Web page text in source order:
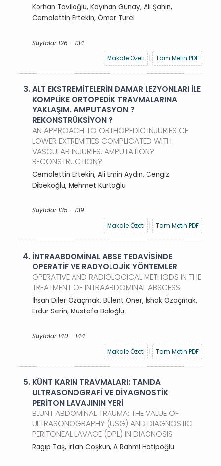
Korhan Taviloğlu, Kayıhan Günay, Ali Şahin,
Cemalettin Ertekin, Ömer Türel
Sayfalar 126 - 134
Makale Özeti
| Tam Metin PDF
3.ALT EKSTREMİTELERİN DAMAR LEZYONLARI İLE
KOMPLİKE ORTOPEDİK TRAVMALARINA
YAKLAŞIM. AMPUTASYON ?
REKONSTRÜKSİYON ?
AN APPROACH TO ORTHOPEDIC INJURIES OF
LOWER EXTREMITIES COMPLICATED WITH
VASCULAR INJURIES. AMPUTATION?
RECONSTRUCTION?
Cemalettin Ertekin, Ali Emin Aydın, Cengiz
Dibekoğlu, Mehmet Kurtoğlu
Sayfalar 135 - 139
Makale Özeti
| Tam Metin PDF
4. İNTRAABDOMİNAL ABSE TEDAVİSİNDE
OPERATİF VE RADYOLOJİK YÖNTEMLER
OPERATIVE AND RADIOLOGICAL METHODS IN THE
TREATMENT OF INTRAABDOMINAL ABSCESS
İhsan Diler Özaçmak, Bülent Öner, İshak Özaçmak,
Erdur Serin, Mustafa Baloğlu
Sayfalar 140 - 144
Makale Özeti
| Tam Metin PDF
5. KÜNT KARIN TRAVMALARI: TANIDA
ULTRASONOGRAFİ VE DİYAGNOSTİK
PERİTON LAVAJININ YERİ
BLUNT ABDOMINAL TRAUMA: THE VALUE OF
ULTRASONOGRAPHY (USG) AND DIAGNOSTIC
PERITONEAL LAVAGE (DPL) IN DIAGNOSIS
Ragıp Taş, İrfan Coşkun, A Rahmi Hatipoğlu